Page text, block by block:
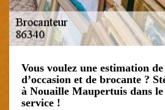
Vous voulez une estimation
d’occasion et de brocante ?
à Nouaille Maupertuis dans le
service !